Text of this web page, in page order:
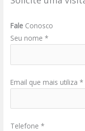
Fale Conosco
Seu nome *
Email que mais utiliza *
Telefone *